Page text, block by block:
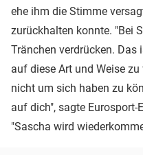
ehe ihm die Stimme
zurückhalten konnte. "Bei
Tränchen verdrücken.
auf diese Art und Weise
nicht um sich haben zu
auf dich", sagte Eurosport-
"Sascha wird